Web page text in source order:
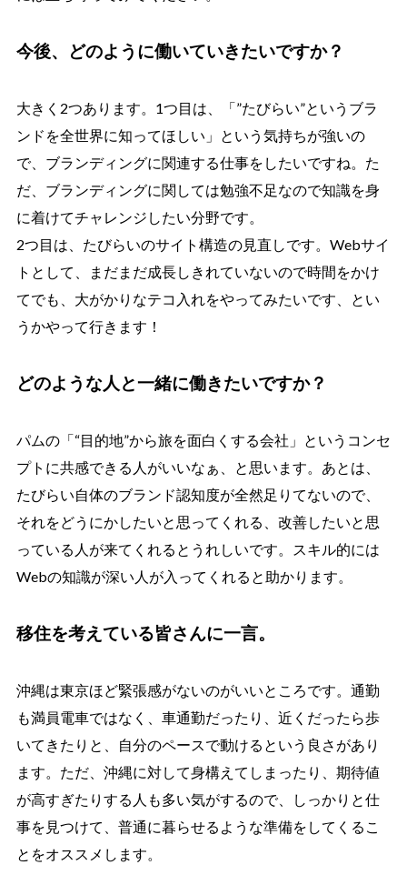
今後、どのように働いていきたいですか？
大きく2つあります。1つ目は、「”たびらい”というブラ
ンドを全世界に知ってほしい」という気持ちが強いの
で、ブランディングに関連する仕事をしたいですね。た
だ、ブランディングに関しては勉強不足なので知識を身
に着けてチャレンジしたい分野です。
2つ目は、たびらいのサイト構造の見直しです。Webサイ
トとして、まだまだ成長しきれていないので時間をかけ
てでも、大がかりなテコ入れをやってみたいです、とい
うかやって行きます！
どのような人と一緒に働きたいですか？
パムの「“目的地”から旅を面白くする会社」というコンセ
プトに共感できる人がいいなぁ、と思います。あとは、
たびらい自体のブランド認知度が全然足りてないので、
それをどうにかしたいと思ってくれる、改善したいと思
っている人が来てくれるとうれしいです。スキル的には
Webの知識が深い人が入ってくれると助かります。
移住を考えている皆さんに一言。
沖縄は東京ほど緊張感がないのがいいところです。通勤
も満員電車ではなく、車通勤だったり、近くだったら歩
いてきたりと、自分のペースで動けるという良さがあり
ます。ただ、沖縄に対して身構えてしまったり、期待値
が高すぎたりする人も多い気がするので、しっかりと仕
事を見つけて、普通に暮らせるような準備をしてくるこ
とをオススメします。